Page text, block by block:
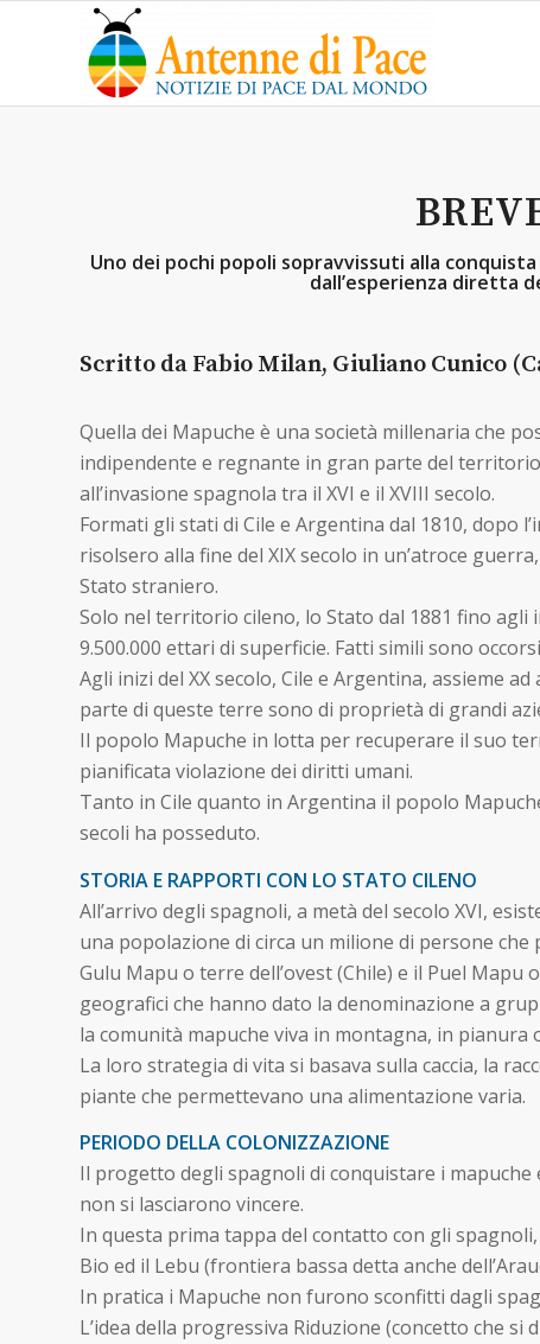
Uno dei pochi popoli sopravvissuti alla
dall’esperienza diretta
Scritto da Fabio Milan, Giuliano Cunico
Quella dei Mapuche è una società millenaria che
indipendente e regnante in gran parte del
all’invasione spagnola tra il XVI e il XVIII secolo.
Formati gli stati di Cile e Argentina dal 1810, dopo
risolsero alla fine del XIX secolo in un’atroce
Stato straniero.
Solo nel territorio cileno, lo Stato dal 1881 fino
9.500.000 ettari di superficie. Fatti simili sono
Agli inizi del XX secolo, Cile e Argentina, assieme
parte di queste terre sono di proprietà di grandi
Il popolo Mapuche in lotta per recuperare il suo
pianificata violazione dei diritti umani.
Tanto in Cile quanto in Argentina il popolo
secoli ha posseduto.
STORIA E RAPPORTI CON LO STATO CILENO
All’arrivo degli spagnoli, a metà del secolo XVI,
una popolazione di circa un milione di persone
Gulu Mapu o terre dell’ovest (Chile) e il Puel
geografici che hanno dato la denominazione a
la comunità mapuche viva in montagna, in pianura
La loro strategia di vita si basava sulla caccia, la
piante che permettevano una alimentazione varia.
PERIODO DELLA COLONIZZAZIONE
Il progetto degli spagnoli di conquistare i
non si lasciarono vincere.
In questa prima tappa del contatto con gli
Bio ed il Lebu (frontiera bassa detta anche
In pratica i Mapuche non furono sconfitti dagli
L’idea della progressiva Riduzione (concetto che